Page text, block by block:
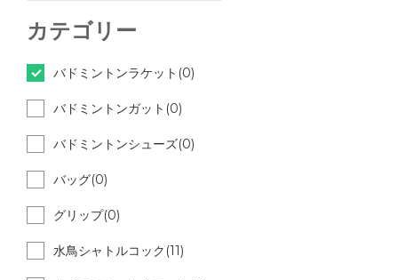
カテゴリー
バドミントンラケット(0)
バドミントンガット(0)
バドミントンシューズ(0)
バッグ(0)
グリップ(0)
水鳥シャトルコック(11)